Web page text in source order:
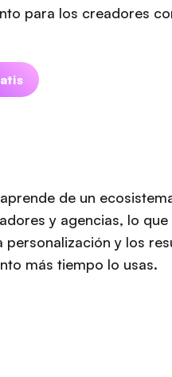
para los creadores
de un
y agencias, lo que
personalización y los
más tiempo lo usas.